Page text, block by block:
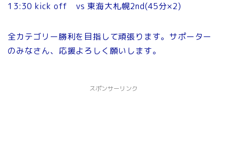
13:30 kick off vs 東海大札幌2nd(45分×2)
全カテゴリー勝利を目指して頑張ります。サポーター
のみなさん、応援よろしく願いします。
スポンサーリンク